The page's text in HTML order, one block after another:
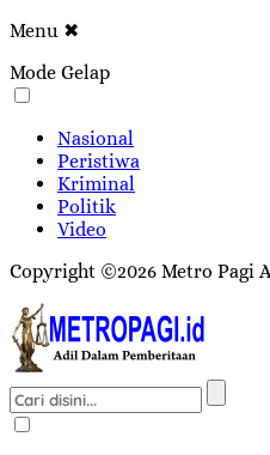
Menu ✖
Mode Gelap
Nasional
Peristiwa
Kriminal
Politik
Video
Copyright ©2026 Metro Pagi